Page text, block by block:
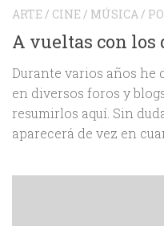
ARTE / CINE / MÚSICA/
A vueltas con los
Durante varios años he
en diversos foros y
resumirlos aquí. Sin
aparecerá de vez en